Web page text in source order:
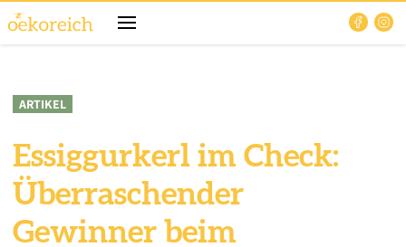
ARTIKEL
Essiggurkerl im Check:
Überraschender
Gewinner beim